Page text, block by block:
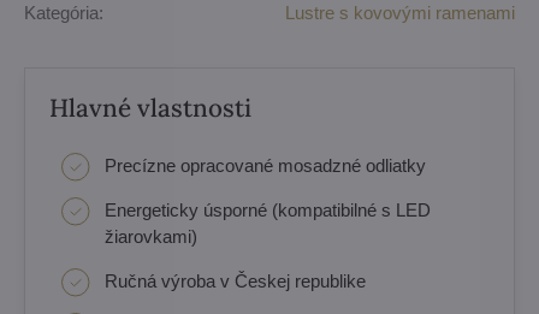
Kategória: Lustre s kovovými ramenami
Hlavné vlastnosti
Precízne opracované mosadzné odliatky
Energeticky úsporné (kompatibilné s LED
žiarovkami)
Ručná výroba v Českej republike